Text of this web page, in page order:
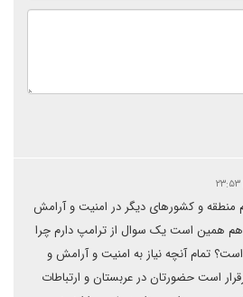
منطقه و کشورهای دیگر در امنیت و آرامش
همین است یک سوال از ترامپ دارم چرا
است؟ تمام آنچه نیاز به امنیت و آرامش و
است حضورتان در عربستان و ارتباطات